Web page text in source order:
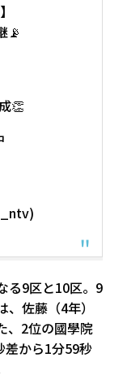
📡
👏
る9区と10区。9
佐藤（4年）
、2位の國學院
差から1分59秒